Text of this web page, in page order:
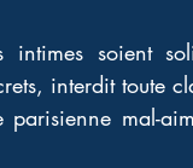
soient
interdit toute
mal-